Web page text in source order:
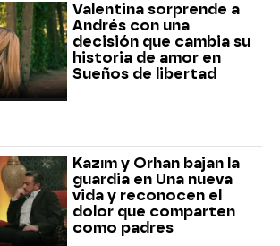
Valentina sorprende a
Andrés con una
decisión que cambia su
historia de amor en
Sueños de libertad
Kazım y Orhan bajan la
guardia en Una nueva
vida y reconocen el
dolor que comparten
como padres